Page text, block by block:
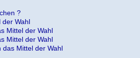
?
der Wahl
Mittel der Wahl
Mittel der Wahl
das Mittel der Wahl